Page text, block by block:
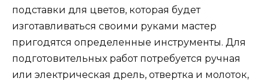
подставки для цветов, которая будет
изготавливаться своими руками мастер
пригодятся определенные инструменты. Для
подготовительных работ потребуется ручная
или электрическая дрель, отвертка и молоток,